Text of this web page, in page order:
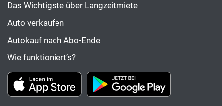
Das Wichtigste über Langzeitmiete
Auto verkaufen
Autokauf nach Abo-Ende
Wie funktioniert’s?